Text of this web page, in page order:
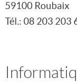
59100 Roubaix
Tél.: 08 203 203